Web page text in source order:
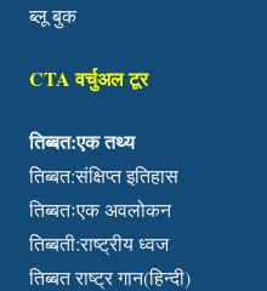
ब्लू बुक
CTA वर्चुअल टूर
तिब्बत:एक तथ्य
तिब्बत:संक्षिप्त इतिहास
तिब्बतःएक अवलोकन
तिब्बती:राष्ट्रीय ध्वज
तिब्बत राष्ट्र गान(हिन्दी)